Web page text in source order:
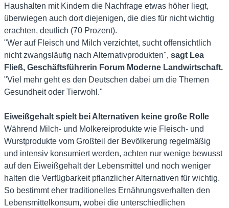
Haushalten mit Kindern die Nachfrage etwas höher liegt,
überwiegen auch dort diejenigen, die dies für nicht wichtig
erachten, deutlich (70 Prozent).
"Wer auf Fleisch und Milch verzichtet, sucht offensichtlich
nicht zwangsläufig nach Alternativprodukten", sagt Lea
Fließ, Geschäftsführerin Forum Moderne Landwirtschaft.
"Viel mehr geht es den Deutschen dabei um die Themen
Gesundheit oder Tierwohl."
Eiweißgehalt spielt bei Alternativen keine große Rolle
Während Milch- und Molkereiprodukte wie Fleisch- und
Wurstprodukte vom Großteil der Bevölkerung regelmäßig
und intensiv konsumiert werden, achten nur wenige bewusst
auf den Eiweißgehalt der Lebensmittel und noch weniger
halten die Verfügbarkeit pflanzlicher Alternativen für wichtig.
So bestimmt eher traditionelles Ernährungsverhalten den
Lebensmittelkonsum, wobei die unterschiedlichen